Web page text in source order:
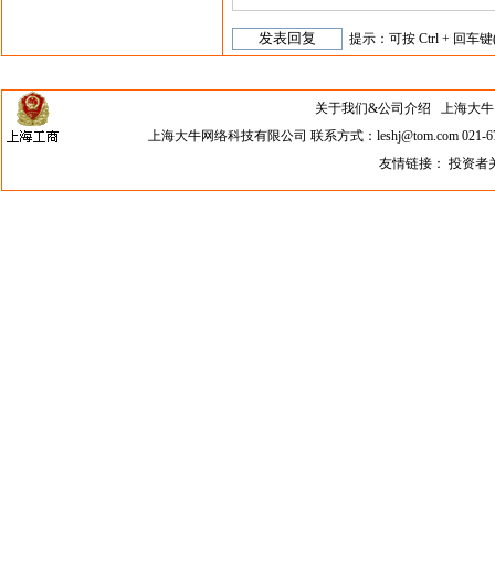
提示：可按 Ctrl + 回车
关于我们&公司介绍 上海大牛
上海大牛网络科技有限公司 联系方式：leshj@tom.com
友情链接：投资者